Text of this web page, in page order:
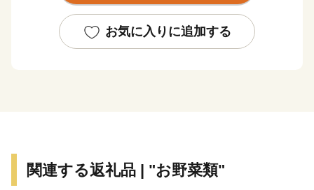
スポーツが盛んであり，魅力と活力にあふれたまちで
お気に入りに追加する
関連する返礼品 | "お野菜類"